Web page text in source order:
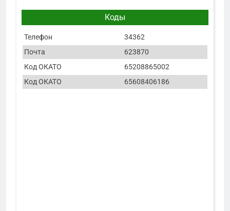
Коды
Телефон
34362
Почта
623870
Код ОКАТО
65208865002
Код ОКАТО
65608406186